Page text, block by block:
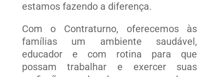
estamos fazendo a diferença.
Com o Contraturno, oferecemos às
famílias um ambiente saudável,
educador e com rotina para que
possam trabalhar e exercer suas